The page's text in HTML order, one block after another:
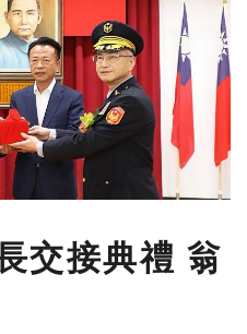
交接典禮 翁